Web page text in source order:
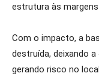
estrutura às margens
Com o impacto, a
destruída, deixando
gerando risco no